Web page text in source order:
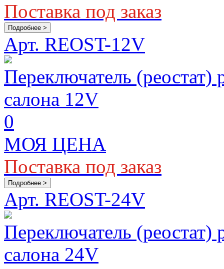
Поставка под заказ
Подробнее >
Арт. REOST-12V
Переключатель
салона 12V
0
МОЯ ЦЕНА
Поставка под заказ
Подробнее >
Арт. REOST-24V
Переключатель
салона 24V